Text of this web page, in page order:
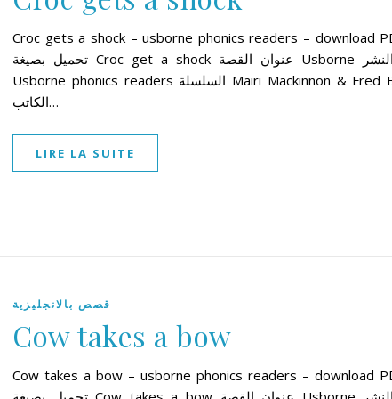
Croc gets a shock – usborne phonics readers – download
تحميل بصيغة Croc get a shock عنوان القصة Usborne دار النشر
Usborne phonics readers السلسلة Mairi Mackinnon & Fred Blunt
الكاتب…
LIRE LA SUITE
قصص بالانجليزية
Cow takes a bow
Cow takes a bow – usborne phonics readers – download